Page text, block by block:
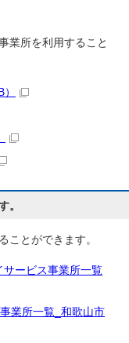
業所を利用すること
。
ことができます。
ービス事業所一覧
業所一覧_和歌山市